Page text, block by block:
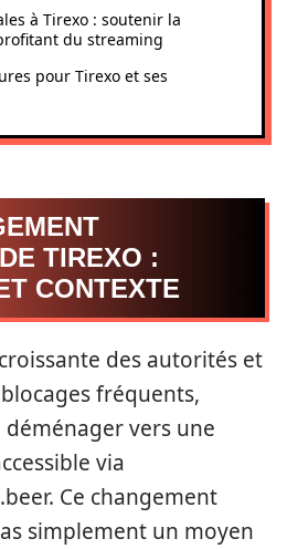
à Tirexo : soutenir la
du streaming
pour Tirexo et ses
TIREXO :
CONTEXTE
des autorités et
fréquents,
déménager vers une
via
Ce changement
simplement un moyen